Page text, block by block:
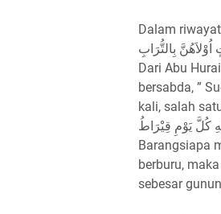
Dalam
بِالتُّرَابِ
Dari Abu
bersabda, ”
kali, salah
كُلَّ يَوْمِ قِيْرَاطُ
Barangsiapa
berburu,
sebesar